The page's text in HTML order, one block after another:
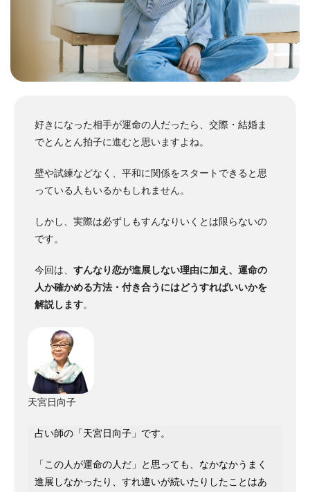
好きになった相手が運命の人だったら、交際・結婚ま
でとんとん拍子に進むと思いますよね。
壁や試練などなく、平和に関係をスタートできると思
っている人もいるかもしれません。
しかし、実際は必ずしもすんなりいくとは限らないの
です。
今回は、 すんなり恋が進展しない理由に加え、運命の
人か確かめる方法・付き合うにはどうすればいいかを
解説します。
天宮日向子
占い師の「天宮日向子」です。
「この人が運命の人だ」と思っても、なかなかうまく
進展しなかったり、すれ違いが続いたりしたことはあ